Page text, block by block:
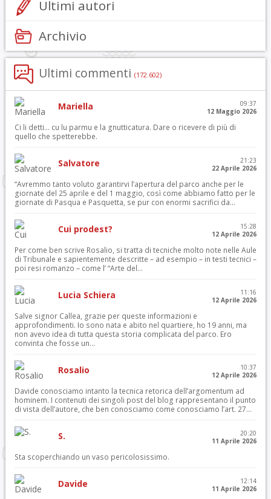
Ultimi autori
Archivio
Ultimi commenti (172.602)
Mariella
09:37
12 Maggio 2026
Ci li detti… cu lu parmu e la gnutticatura. Dare o ricevere di più di
quello che spetterebbe.
Salvatore
21:23
22 Aprile 2026
“Avremmo tanto voluto garantirvi l’apertura del parco anche per le
giornate del 25 aprile e del 1 maggio, così come abbiamo fatto per le
giornate di Pasqua e Pasquetta, se pur con enormi sacrifici da...
Cui prodest?
15:28
12 Aprile 2026
Per come ben scrive Rosalio, si tratta di tecniche molto note nelle Aule
di Tribunale e sapientemente descritte – ad esempio – in testi tecnici –
poi resi romanzo – come l’ “Arte del...
Lucia Schiera
11:16
12 Aprile 2026
Salve signor Callea, grazie per queste informazioni e
approfondimenti. Io sono nata e abito nel quartiere, ho 19 anni, ma
non avevo idea di tutta questa storia complicata del parco. Ero
convinta che fosse un...
Rosalio
10:37
12 Aprile 2026
Davide conosciamo intanto la tecnica retorica dell’argomentum ad
hominem. I contenuti dei singoli post del blog rappresentano il punto
di vista dell’autore, che ben conosciamo come conosciamo l’art. 27...
S.
20:20
11 Aprile 2026
Sta scoperchiando un vaso pericolosissimo.
Davide
12:14
11 Aprile 2026